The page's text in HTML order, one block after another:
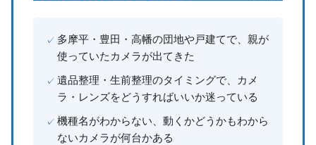
多摩平・豊田・高幡の団地や戸建てで、親が
使っていたカメラが出てきた
遺品整理・生前整理のタイミングで、カメ
ラ・レンズをどうすればいいか迷っている
機種名がわからない、動くかどうかもわから
ないカメラが何台かある